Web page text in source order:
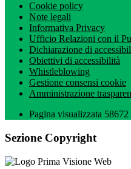
Cookie policy
Note legali
Informativa Privacy
Ufficio Relazioni con il
Dichiarazione di
Obiettivi di accessibilità
Whistleblowing
Gestione consensi cookie
Amministrazione
Pagina visualizzata 58672
Sezione Copyright